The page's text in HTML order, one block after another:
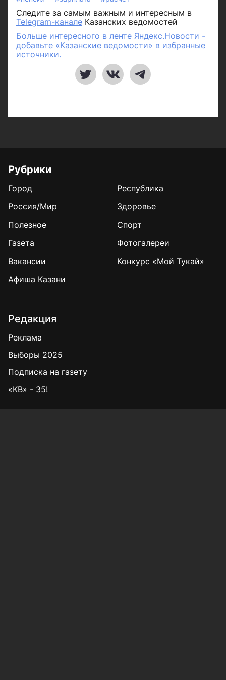
Следите за самым важным и интересным в
Telegram-канале Казанских ведомостей
Больше интересного в ленте Яндекс.Новости -
добавьте «Казанские ведомости» в избранные
источники.
Рубрики
Город
Республика
Россия/Мир
Здоровье
Полезное
Спорт
Газета
Фотогалереи
Вакансии
Конкурс «Мой Тукай»
Афиша Казани
Редакция
Реклама
Выборы 2025
Подписка на газету
«КВ» - 35!